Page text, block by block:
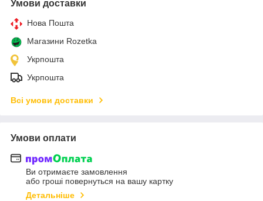
Умови доставки
Нова Пошта
Магазини Rozetka
Укрпошта
Укрпошта
Всі умови доставки
Умови оплати
Ви отримаєте замовлення
або гроші повернуться на вашу картку
Детальніше